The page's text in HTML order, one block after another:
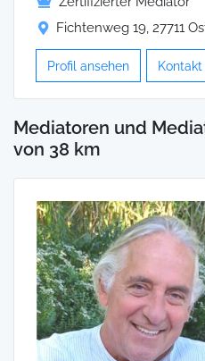
Fichtenweg 19, 27711
Profil ansehen Kontakt
Mediatoren und
von 38 km